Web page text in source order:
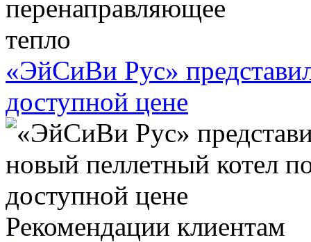
«ЭйСиВи Рус»
доступной цене
Рекомендации клиентам